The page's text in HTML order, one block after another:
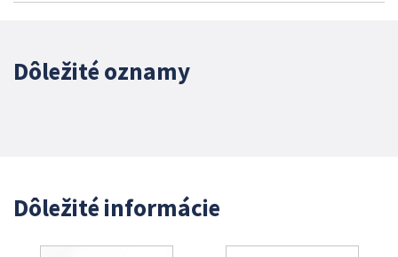
Dôležité oznamy
Dôležité informácie